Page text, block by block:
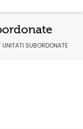
SUBORDONATE